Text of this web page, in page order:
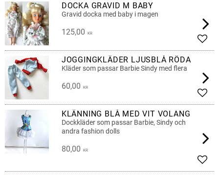
DOCKA GRAVID M BABY
Gravid docka med baby i magen
125,00 KR
JOGGINGKLÄDER LJUSBLÅ RÖDA
Kläder som passar Barbie Sindy med flera
60,00 KR
KLÄNNING BLÅ MED VIT VOLANG
Dockkläder som passar Barbie, Sindy och
andra fashion dolls
80,00 KR